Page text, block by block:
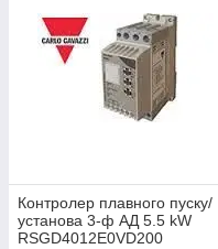
Контролер плавного пуску/
установа 3-ф АД 5.5 kW
RSGD4012E0VD200